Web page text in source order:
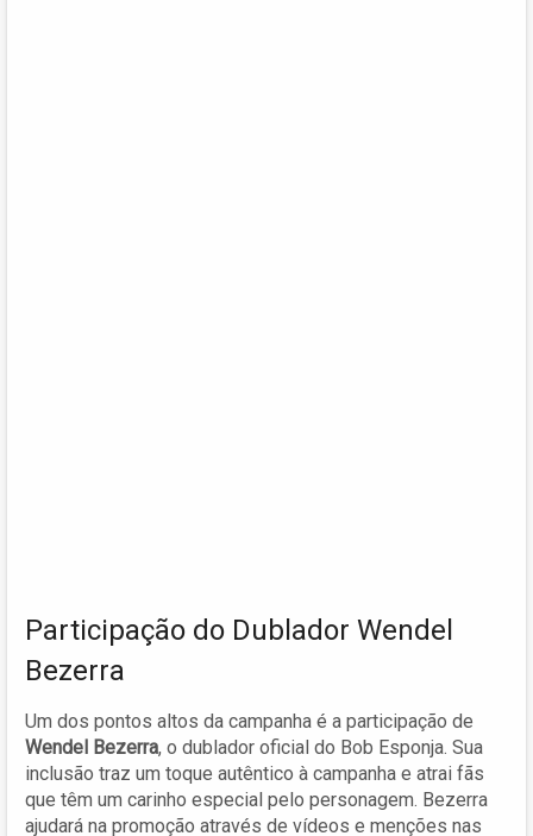
Participação do Dublador Wendel
Bezerra
Um dos pontos altos da campanha é a participação de
Wendel Bezerra, o dublador oficial do Bob Esponja. Sua
inclusão traz um toque autêntico à campanha e atrai fãs
que têm um carinho especial pelo personagem. Bezerra
ajudará na promoção através de vídeos e menções nas